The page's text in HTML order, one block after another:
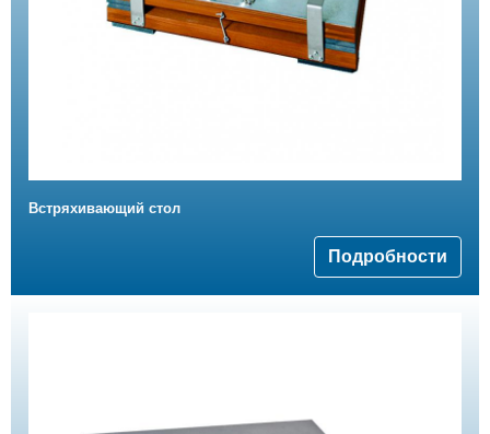
Встряхивающий стол
Подробности